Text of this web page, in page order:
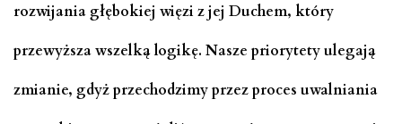
rozwijania głębokiej więzi z jej Duchem, który
przewyższa wszelką logikę. Nasze priorytety ulegają
zmianie, gdyż przechodzimy przez proces uwalniania